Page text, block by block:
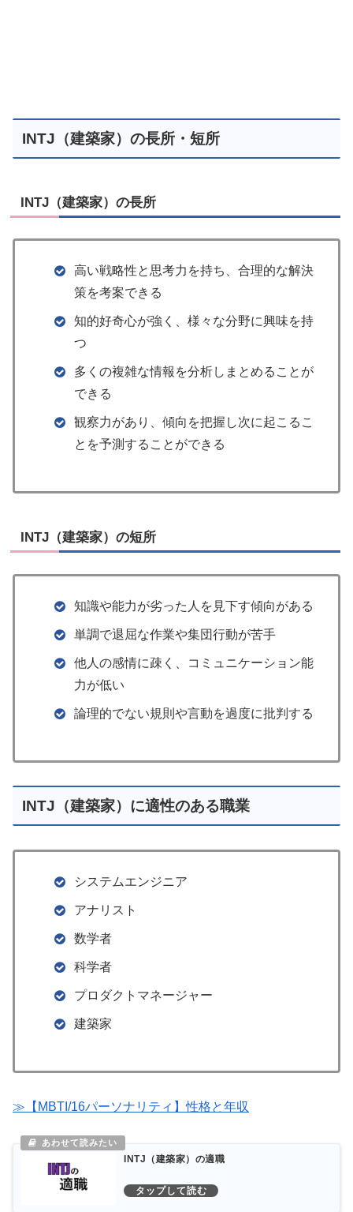
INTJ（建築家）の長所・短所
INTJ（建築家）の長所
高い戦略性と思考力を持ち、合理的な解決
策を考案できる
知的好奇心が強く、様々な分野に興味を持
つ
多くの複雑な情報を分析しまとめることが
できる
観察力があり、傾向を把握し次に起こるこ
とを予測することができる
INTJ（建築家）の短所
知識や能力が劣った人を見下す傾向がある
単調で退屈な作業や集団行動が苦手
他人の感情に疎く、コミュニケーション能
力が低い
論理的でない規則や言動を過度に批判する
INTJ（建築家）に適性のある職業
システムエンジニア
アナリスト
数学者
科学者
プロダクトマネージャー
建築家
≫【MBTI/16パーソナリティ】性格と年収
INTJ（建築家）の適職